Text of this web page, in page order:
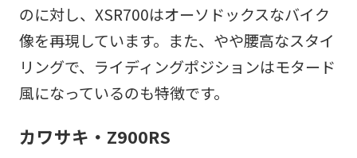
のに対し、XSR700はオーソドックスなバイク
像を再現しています。また、やや腰高なスタイ
リングで、ライディングポジションはモタード
風になっているのも特徴です。
カワサキ・Z900RS